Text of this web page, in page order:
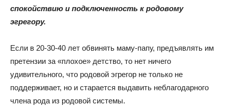
спокойствию и подключенность к родовому
эгрегору.
Если в 20-30-40 лет обвинять маму-папу, предъявлять им
претензии за «плохое» детство, то нет ничего
удивительного, что родовой эгрегор не только не
поддерживает, но и старается выдавить неблагодарного
члена рода из родовой системы.